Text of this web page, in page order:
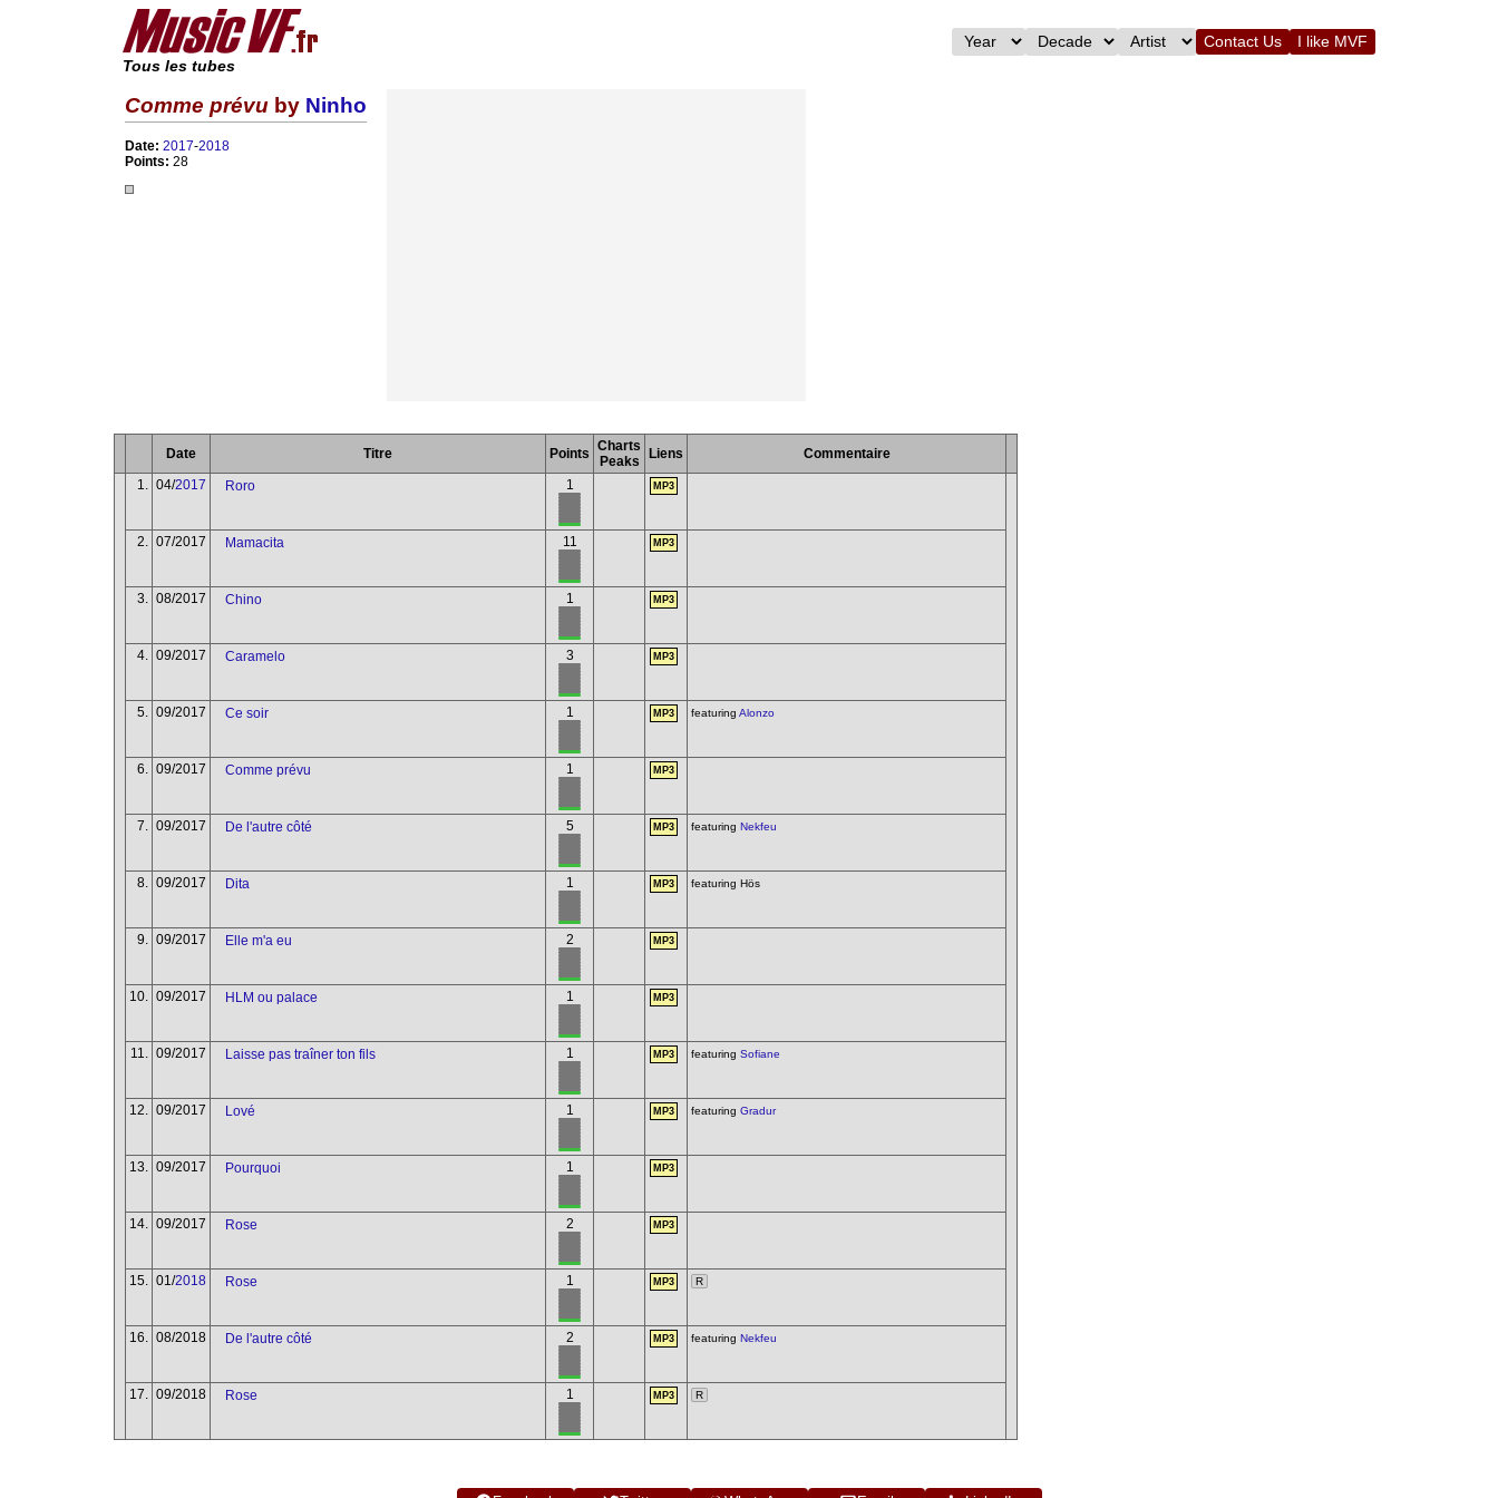
Tous les tubes
Contact Us I like MVF
Comme prévu by Ninho
Date: 2017-2018
Points: 28
Date Titre Points Charts
Peaks
Liens
Commentaire
1.
04/2017 Roro 1 MP3
2. 07/2017 Mamacita 11 MP3
3. 08/2017 Chino 1 MP3
4. 09/2017 Caramelo 3 MP3
5. 09/2017 Ce soir 1 MP3 featuring Alonzo
6. 09/2017 Comme prévu 1 MP3
7. 09/2017 De l'autre côté 5 MP3 featuring Nekfeu
8. 09/2017 Dita 1 MP3 featuring Hös
9. 09/2017 Elle m'a eu 2 MP3
10. 09/2017 HLM ou palace 1 MP3
11. 09/2017 Laisse pas traîner ton fils 1 MP3 featuring Sofiane
12. 09/2017 Lové 1 MP3 featuring Gradur
13. 09/2017 Pourquoi 1 MP3
14. 09/2017 Rose 2 MP3
15. 01/2018 Rose 1 MP3 R
16. 08/2018 De l'autre côté 2 MP3 featuring Nekfeu
17. 09/2018 Rose 1 MP3 R